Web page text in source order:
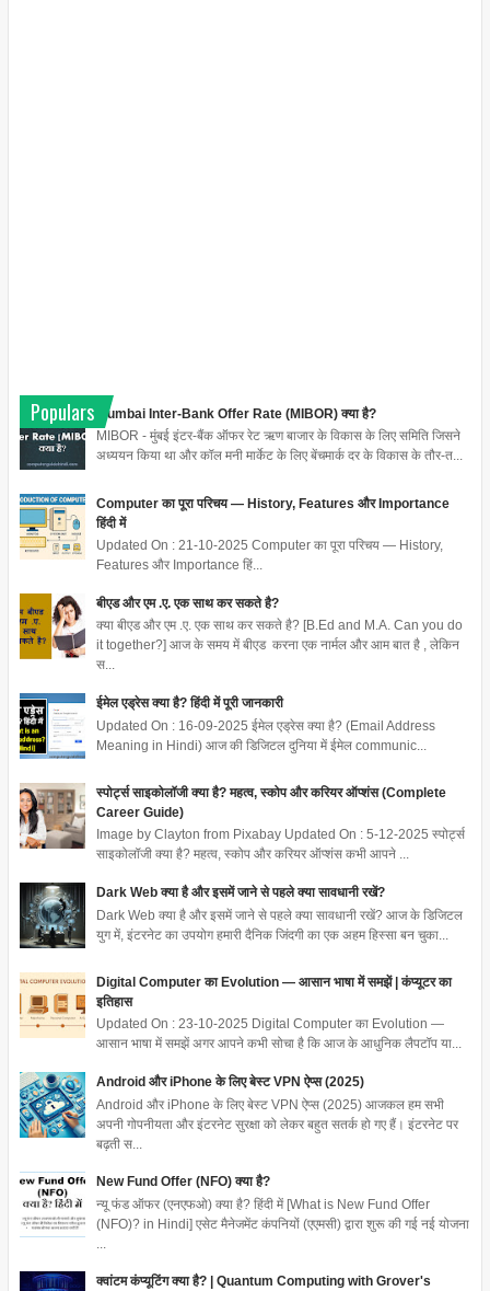
Populars
Mumbai Inter-Bank Offer Rate (MIBOR) क्या है?
MIBOR - मुंबई इंटर-बैंक ऑफर रेट ऋण बाजार के विकास के लिए समिति जिसने
अध्ययन किया था और कॉल मनी मार्केट के लिए बेंचमार्क दर के विकास के तौर-त...
Computer का पूरा परिचय — History, Features और Importance
हिंदी में
Updated On : 21-10-2025 Computer का पूरा परिचय — History,
Features और Importance हिं...
बीएड और एम .ए. एक साथ कर सकते है?
क्या बीएड और एम .ए. एक साथ कर सकते है? [B.Ed and M.A. Can you do
it together?] आज के समय में बीएड करना एक नार्मल और आम बात है , लेकिन
स...
ईमेल एड्रेस क्या है? हिंदी में पूरी जानकारी
Updated On : 16-09-2025 ईमेल एड्रेस क्या है? (Email Address
Meaning in Hindi) आज की डिजिटल दुनिया में ईमेल communic...
स्पोर्ट्स साइकोलॉजी क्या है? महत्व, स्कोप और करियर ऑप्शंस (Complete
Career Guide)
Image by Clayton from Pixabay Updated On : 5-12-2025 स्पोर्ट्स
साइकोलॉजी क्या है? महत्व, स्कोप और करियर ऑप्शंस कभी आपने ...
Dark Web क्या है और इसमें जाने से पहले क्या सावधानी रखें?
Dark Web क्या है और इसमें जाने से पहले क्या सावधानी रखें? आज के डिजिटल
युग में, इंटरनेट का उपयोग हमारी दैनिक जिंदगी का एक अहम हिस्सा बन चुका...
Digital Computer का Evolution — आसान भाषा में समझें | कंप्यूटर का
इतिहास
Updated On : 23-10-2025 Digital Computer का Evolution —
आसान भाषा में समझें अगर आपने कभी सोचा है कि आज के आधुनिक लैपटॉप या...
Android और iPhone के लिए बेस्ट VPN ऐप्स (2025)
Android और iPhone के लिए बेस्ट VPN ऐप्स (2025) आजकल हम सभी
अपनी गोपनीयता और इंटरनेट सुरक्षा को लेकर बहुत सतर्क हो गए हैं। इंटरनेट पर
बढ़ती स...
New Fund Offer (NFO) क्या है?
न्यू फंड ऑफर (एनएफओ) क्या है? हिंदी में [What is New Fund Offer
(NFO)? in Hindi] एसेट मैनेजमेंट कंपनियों (एएमसी) द्वारा शुरू की गई नई योजना
क्वांटम कंप्यूटिंग क्या है? | Quantum Computing with Grover's